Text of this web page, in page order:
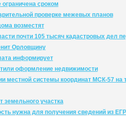
ограничена сроком
проверке межевых планов
возместят
почти 105 тысяч кадастровых дел
Орловщину
информирует
оформление недвижимости
местной системы координат МСК-57 на
земельного участка
нужна для получения сведений из